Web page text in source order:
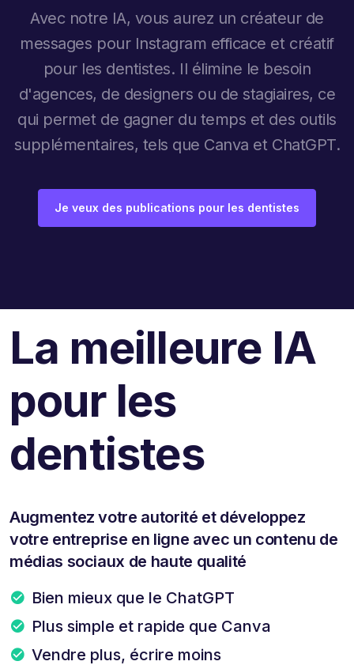
Avec notre IA, vous aurez un créateur de
messages pour Instagram efficace et créatif
pour les dentistes. Il élimine le besoin
d'agences, de designers ou de stagiaires, ce
qui permet de gagner du temps et des outils
supplémentaires, tels que Canva et ChatGPT.
Je veux des publications pour les dentistes
La meilleure IA
pour les
dentistes
Augmentez votre autorité et développez
votre entreprise en ligne avec un contenu de
médias sociaux de haute qualité
Bien mieux que le ChatGPT
Plus simple et rapide que Canva
Vendre plus, écrire moins